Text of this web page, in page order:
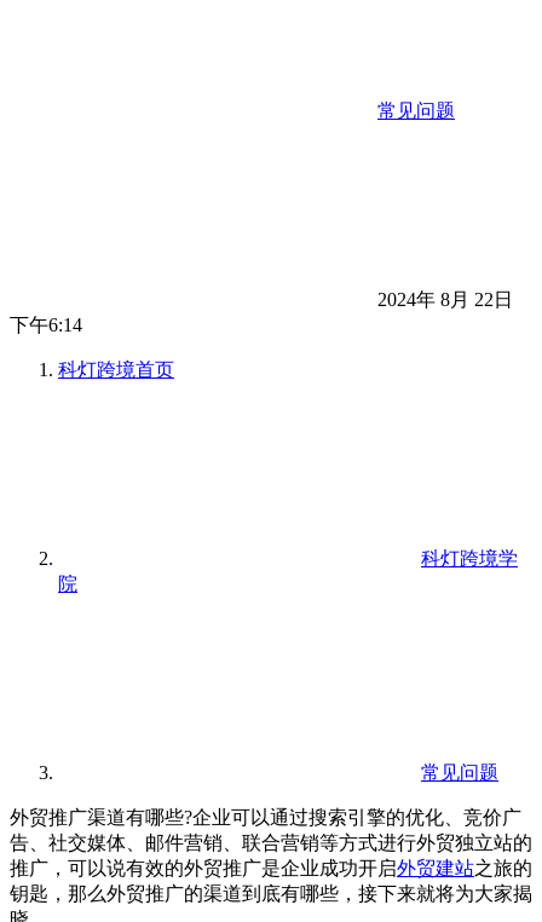
常见问题
2024年 8月 22日
下午6:14
科灯跨境首页
科灯跨境学
院
常见问题
外贸推广渠道有哪些?企业可以通过搜索引擎的优化、竞价广
告、社交媒体、邮件营销、联合营销等方式进行外贸独立站的
推广，可以说有效的外贸推广是企业成功开启外贸建站之旅的
钥匙，那么外贸推广的渠道到底有哪些，接下来就将为大家揭